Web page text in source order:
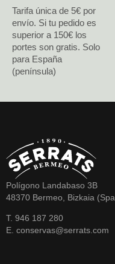
Tarifa única de 5€ por
envío. Si tu pedido es
superior a 150€ los
portes son gratis. Solo
para España
(península)
Polígono Landabaso 3B
48370 Bermeo, Bizkaia
T. 946 187 280
E. conservas@serrats.com